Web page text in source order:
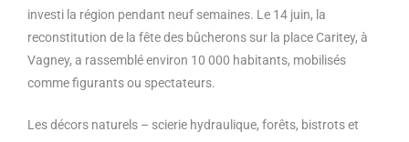
investi la région pendant neuf semaines. Le 14 juin, la
reconstitution de la fête des bûcherons sur la place Caritey, à
Vagney, a rassemblé environ 10 000 habitants, mobilisés
comme figurants ou spectateurs.
Les décors naturels – scierie hydraulique, forêts, bistrots et